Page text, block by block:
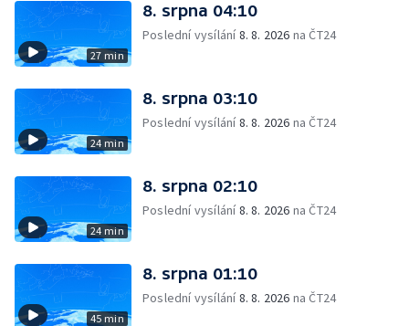
27 min
8. srpna 04:10
Poslední vysílání8. 8. 2026 na ČT24
24 min
8. srpna 03:10
Poslední vysílání8. 8. 2026 na ČT24
24 min
8. srpna 02:10
Poslední vysílání8. 8. 2026 na ČT24
45 min
8. srpna 01:10
Poslední vysílání8. 8. 2026 na ČT24